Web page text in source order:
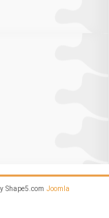
Shape5.com Joomla